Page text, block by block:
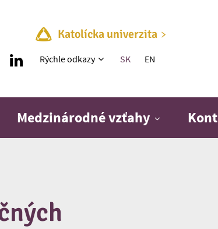
Katolícka univerzita
Rýchle menu
Rýchle odkazy SK EN
Medzinárodné vzťahy